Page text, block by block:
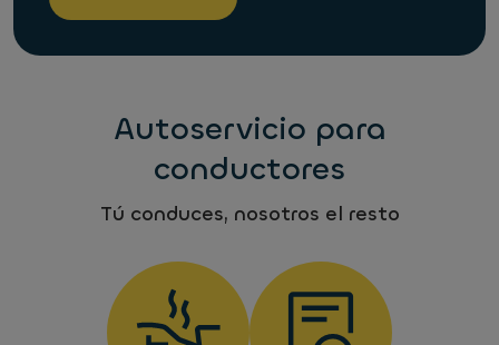
Autoservicio para
conductores
Tú conduces, nosotros el resto